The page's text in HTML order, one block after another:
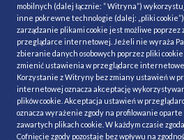
POLITYKA COOKIES
MAPA STRONY
MATERIAŁY DO
MINIMALIZACJA
mobilnych (dalej łącznie: ” Witryna”)
inne pokrewne technologie (dalej: „pliki
zarządzanie plikami cookie jest możliwe poprzez
przeglądarce internetowej. Jeżeli nie wyraża
zbieranie danych osobowych poprzez pliki
zmienić ustawienia w przeglądarce
Korzystanie z Witryny bez zmiany ustawień w
internetowej oznacza akceptację
plików cookie. Akceptacja ustawień w
oznacza wyrażenie zgody na profilowanie
zawartych plikach cookie. W każdym czasie
Cofnięcie zgody pozostaje bez wpływu na